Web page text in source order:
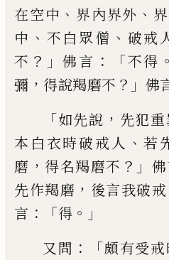
在空中 、 界內界外 、
中 、 不白眾僧 、 破戒
不 ？」佛言 ：「不得
彌 ， 得說羯磨不 ？」 佛
「如先說 ， 先犯重
本白衣時破戒 人 、若
磨 ， 得名羯磨不 ？」 佛
先作羯磨 ， 後言我破戒
言 ：「得 。」
又問 ：「頗有受